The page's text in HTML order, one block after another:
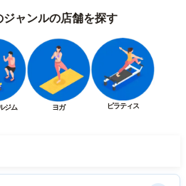
ャンルの店舗を探す
ジム ヨガ ピラティス